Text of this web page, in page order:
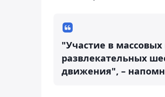
"Участие в
развлекательных
движения", –